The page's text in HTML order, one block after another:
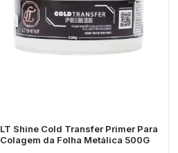
LT Shine Cold Transfer Primer Para
Colagem da Folha Metálica 500G